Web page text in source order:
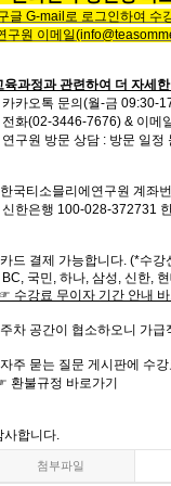
글 G-mail로 로그인하여 수
구원 이메일
육과정과 관련하여 더 자세
카오톡 문의(월-금 09:30-
전화(02-3446-7676) & 이메
구원 방문 상담 : 방문 일정
한국티소믈리에연구원 계좌
한은행 100-028-372731
카드 결제 가능합니다. (*수
국민, 하나, 삼성, 신한,
수강료 무이자 기간 안내
주차 공간이 협소하오니 가
자주 묻는 질문 게시판에 수강
환불규정 바로가기
사합니다.
첨부파일